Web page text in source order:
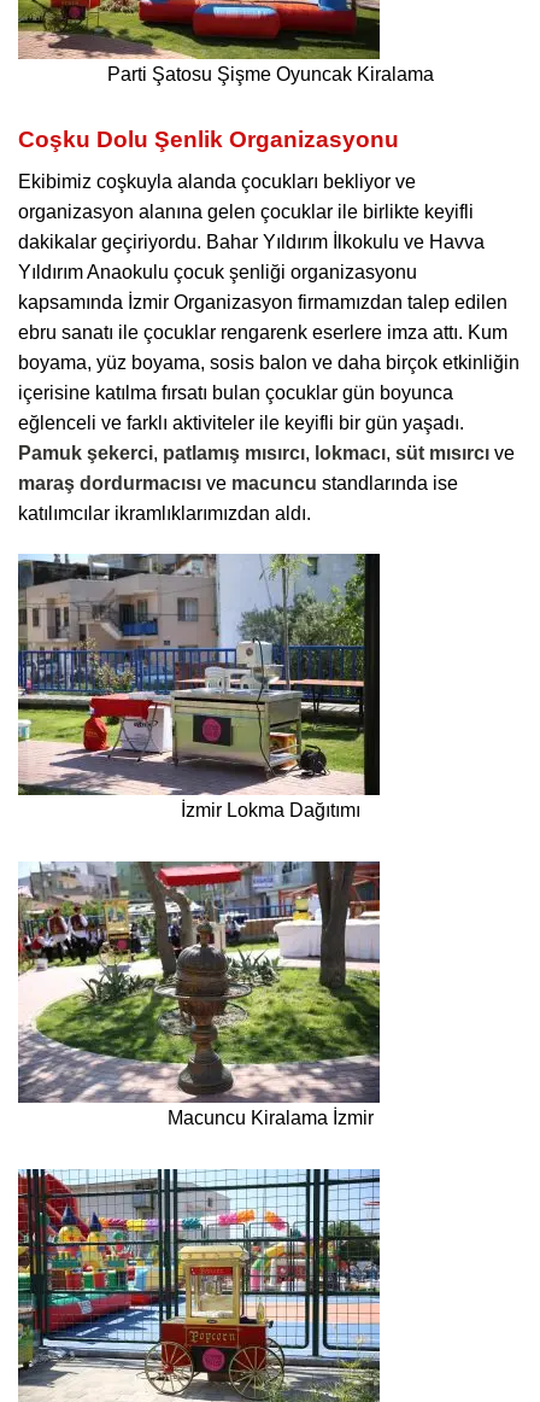
Parti Şatosu Şişme Oyuncak Kiralama
Coşku Dolu Şenlik Organizasyonu
Ekibimiz coşkuyla alanda çocukları bekliyor ve
organizasyon alanına gelen çocuklar ile birlikte keyifli
dakikalar geçiriyordu. Bahar Yıldırım İlkokulu ve Havva
Yıldırım Anaokulu çocuk şenliği organizasyonu
kapsamında İzmir Organizasyon firmamızdan talep edilen
ebru sanatı ile çocuklar rengarenk eserlere imza attı. Kum
boyama, yüz boyama, sosis balon ve daha birçok etkinliğin
içerisine katılma fırsatı bulan çocuklar gün boyunca
eğlenceli ve farklı aktiviteler ile keyifli bir gün yaşadı.
Pamuk şekerci, patlamış mısırcı, lokmacı, süt mısırcı ve
maraş dordurmacısı ve macuncu standlarında ise
katılımcılar ikramlıklarımızdan aldı.
İzmir Lokma Dağıtımı
Macuncu Kiralama İzmir